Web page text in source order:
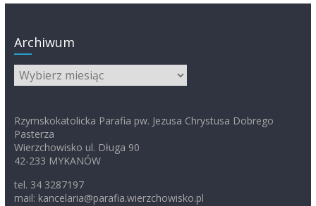
Archiwum
Archiwum
Rzymskokatolicka Parafia pw. Jezusa Chrystusa Dobrego
Pasterza
Wierzchowisko ul. Długa 90
42-233 MYKANÓW
tel. 34 3287197
mail: kancelaria@parafia.wierzchowisko.pl